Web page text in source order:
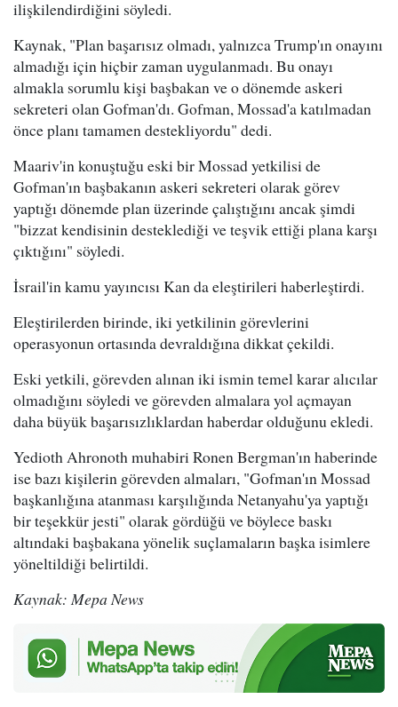
ilişkilendirdiğini söyledi.
Kaynak, "Plan başarısız olmadı, yalnızca Trump'ın onayını
almadığı için hiçbir zaman uygulanmadı. Bu onayı
almakla sorumlu kişi başbakan ve o dönemde askeri
sekreteri olan Gofman'dı. Gofman, Mossad'a katılmadan
önce planı tamamen destekliyordu" dedi.
Maariv'in konuştuğu eski bir Mossad yetkilisi de
Gofman'ın başbakanın askeri sekreteri olarak görev
yaptığı dönemde plan üzerinde çalıştığını ancak şimdi
"bizzat kendisinin desteklediği ve teşvik ettiği plana karşı
çıktığını" söyledi.
İsrail'in kamu yayıncısı Kan da eleştirileri haberleştirdi.
Eleştirilerden birinde, iki yetkilinin görevlerini
operasyonun ortasında devraldığına dikkat çekildi.
Eski yetkili, görevden alınan iki ismin temel karar alıcılar
olmadığını söyledi ve görevden almalara yol açmayan
daha büyük başarısızlıklardan haberdar olduğunu ekledi.
Yedioth Ahronoth muhabiri Ronen Bergman'ın haberinde
ise bazı kişilerin görevden almaları, "Gofman'ın Mossad
başkanlığına atanması karşılığında Netanyahu'ya yaptığı
bir teşekkür jesti" olarak gördüğü ve böylece baskı
altındaki başbakana yönelik suçlamaların başka isimlere
yöneltildiği belirtildi.
Kaynak: Mepa News